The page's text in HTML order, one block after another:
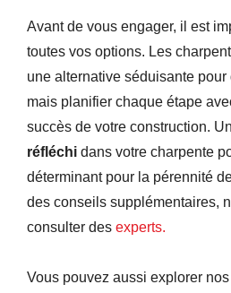
Avant de vous engager, il est
toutes vos options. Les
une alternative séduisante
mais planifier chaque étape
succès de votre construction. Un
réfléchi dans votre charpente
déterminant pour la pérennité
des conseils supplémentaires,
consulter des experts.
Vous pouvez aussi explorer